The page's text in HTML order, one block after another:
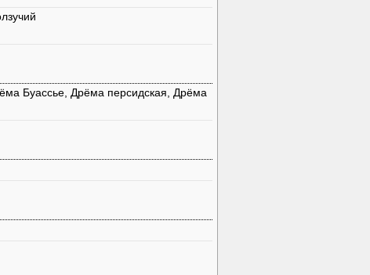
Буассье, Дрёма персидская, Дрёма